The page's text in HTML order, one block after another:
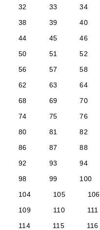
32
33 34
38
39 40
44
45 46
50
51 52
56
57 58
62
63 64
68
69 70
74
75 76
80
81 82
86
87 88
92
93 94
98
99 100
104
105 106
109
110 111
114
115 116